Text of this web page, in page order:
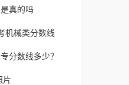
真的吗
机械类分数线
分数线多少？
片